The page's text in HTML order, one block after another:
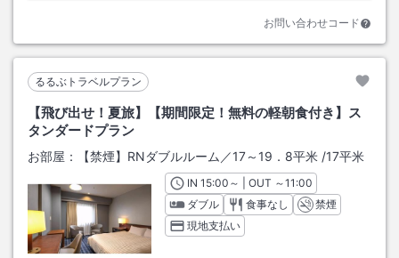
お問い合わせコード
るるぶトラベルプラン
【飛び出せ！夏旅】【期間限定！無料の軽朝食付き】ス
タンダードプラン
お部屋： 【禁煙】RNダブルルーム／17～19．8平米 /17平米
INチェックイン
15:00 ～ | OUT チェックアウト
～11:00
ダブル
食事なし
禁煙
現地支払い